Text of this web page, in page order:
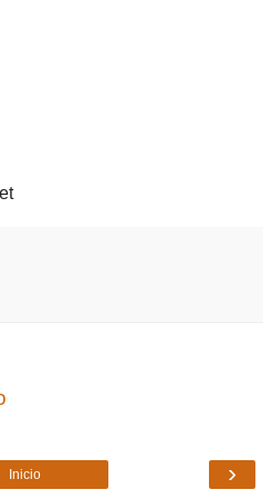
›
Inicio